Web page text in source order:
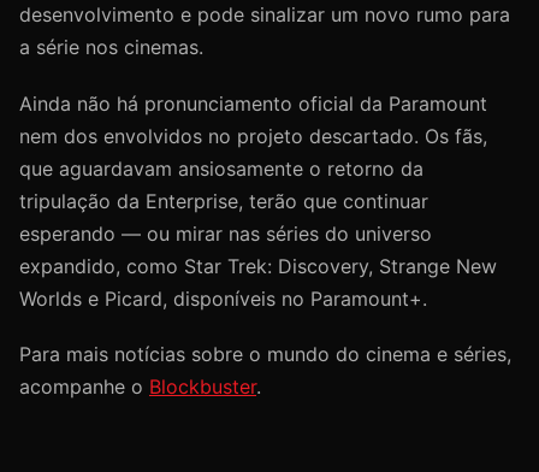
desenvolvimento e pode sinalizar um novo rumo para
a série nos cinemas.
Ainda não há pronunciamento oficial da Paramount
nem dos envolvidos no projeto descartado. Os fãs,
que aguardavam ansiosamente o retorno da
tripulação da Enterprise, terão que continuar
esperando — ou mirar nas séries do universo
expandido, como Star Trek: Discovery, Strange New
Worlds e Picard, disponíveis no Paramount+.
Para mais notícias sobre o mundo do cinema e séries,
acompanhe o Blockbuster.